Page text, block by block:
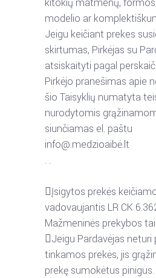
modelio ar
Jeigu keičiant prekes
skirtumas, Pirkėjas su
atsiskaityti pagal
Pirkėjo pranešimas apie
šio Taisyklių numatyta
nurodytomis
siunčiamas el. paštu
info@.medzioaibė.lt
. .
Įsigytos prekės
vadovaujantis LR CK
Mažmeninės prekybos
Jeigu Pardavėjas neturi
tinkamos prekės, jis
prekę sumokėtus pinigus.